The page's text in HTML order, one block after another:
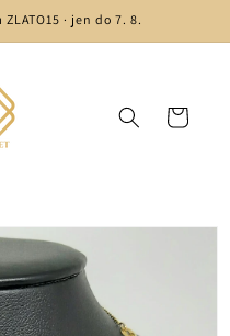
ZLATO15 · jen do 7. 8.
Cart